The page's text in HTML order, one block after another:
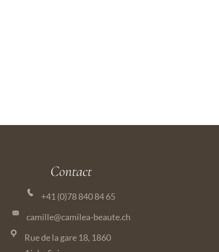
Contact
+41 (0)78 840 84 65
camille@camilea-beaute.ch
Rue de la gare 18, 1860